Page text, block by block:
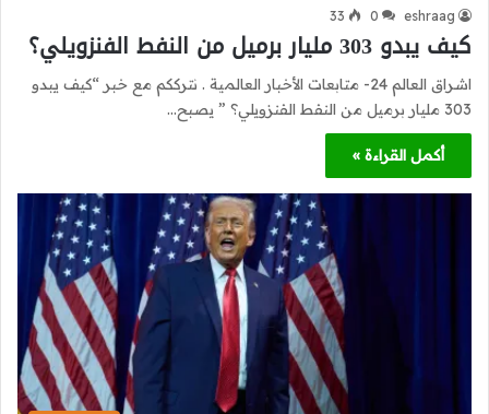
eshraag
0
33
كيف يبدو 303 مليار برميل من النفط الفنزويلي؟
اشراق العالم 24- متابعات الأخبار العالمية . نترككم مع خبر “كيف يبدو
303 مليار برميل من النفط الفنزويلي؟ ” يصبح…
أكمل القراءة »